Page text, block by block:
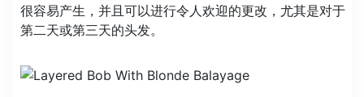
很容易产生，并且可以进行令人欢迎的更改，尤其是对于
第二天或第三天的头发。